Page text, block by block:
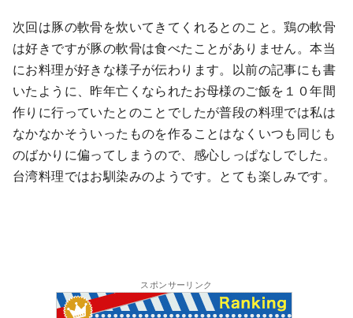
次回は豚の軟骨を炊いてきてくれるとのこと。鶏の軟骨
は好きですが豚の軟骨は食べたことがありません。本当
にお料理が好きな様子が伝わります。以前の記事にも書
いたように、昨年亡くなられたお母様のご飯を１０年間
作りに行っていたとのことでしたが普段の料理では私は
なかなかそういったものを作ることはなくいつも同じも
のばかりに偏ってしまうので、感心しっぱなしでした。
台湾料理ではお馴染みのようです。とても楽しみです。
スポンサーリンク